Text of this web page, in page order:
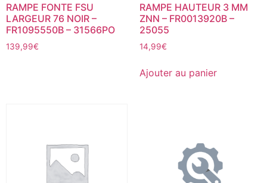
RAMPE FONTE FSU
LARGEUR 76 NOIR –
FR1095550B – 31566PO
139,99€
RAMPE HAUTEUR 3 MM
ZNN – FR0013920B –
25055
14,99€
Ajouter au panier